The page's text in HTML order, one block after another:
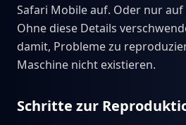
Safari Mobile auf. Oder nur auf
Ohne diese Details
damit, Probleme zu
Maschine nicht existieren.
Schritte zur